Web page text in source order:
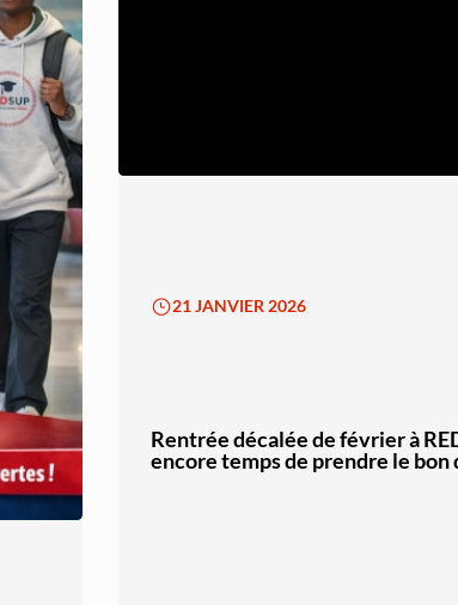
21 JANVIER 2026
Rentrée décalée de février à
encore temps de prendre le bon